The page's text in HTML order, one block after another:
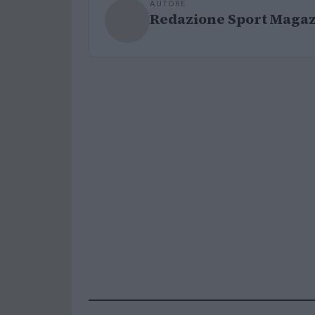
AUTORE
Redazione Sport